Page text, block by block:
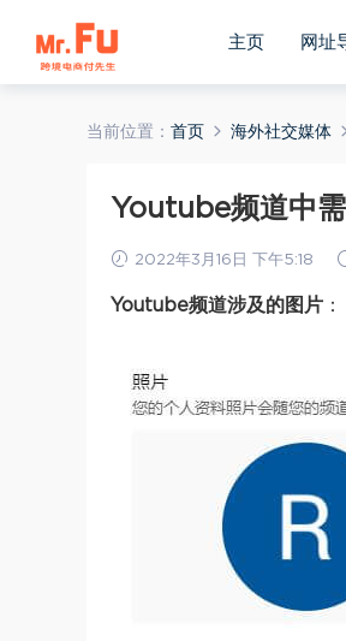
主页 网址
当前位置： 首页 海外社交媒体
Youtube频道中
2022年3月16日 下午5:18
Youtube频道涉及的图片 ：